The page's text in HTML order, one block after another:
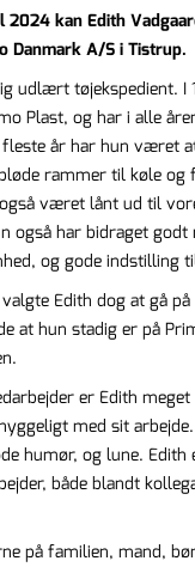
2024 kan Edith
Danmark A/S i Tistrup.
udlært tøjekspedient. I
Plast, og har i alle
år har hun været
rammer til køle og
været lånt ud til
også har bidraget godt
og gode indstilling
Edith dog at gå
at hun stadig er på
er Edith
med sit
humør, og lune.
både blandt
på familien, mand,